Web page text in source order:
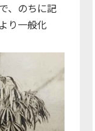
、のちに記
り一般化